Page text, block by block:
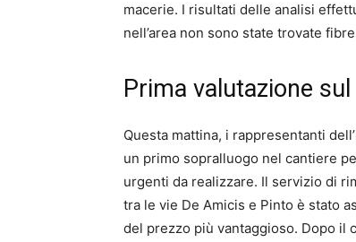
macerie. I risultati delle analisi
nell’area non sono state trovate
Prima valutazione
Questa mattina, i rappresentanti
un primo sopralluogo nel cantiere
urgenti da realizzare. Il servizio di
tra le vie De Amicis e Pinto è stato
del prezzo più vantaggioso. Dopo il